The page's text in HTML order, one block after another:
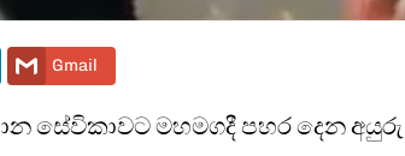
Gmail
සේවිකාවට මහමගදී පහර දෙන අයුරු